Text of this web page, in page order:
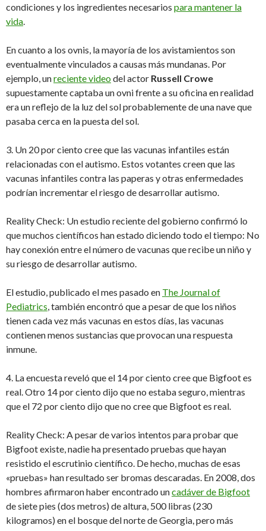
condiciones y los ingredientes necesarios para mantener la
vida.
En cuanto a los ovnis, la mayoría de los avistamientos son
eventualmente vinculados a causas más mundanas. Por
ejemplo, unreciente videodel actor Russell Crowe
supuestamente captaba un ovni frente a su oficina en realidad
era un reflejo de la luz del sol probablemente de una nave que
pasaba cerca en la puesta del sol.
3. Un 20 por ciento cree que las vacunas infantiles están
relacionadas con el autismo. Estos votantes creen que las
vacunas infantiles contra las paperas y otras enfermedades
podrían incrementar el riesgo de desarrollar autismo.
Reality Check: Un estudio reciente del gobierno confirmó lo
que muchos científicos han estado diciendo todo el tiempo: No
hay conexión entre el número de vacunas que recibe un niño y
su riesgo de desarrollar autismo.
El estudio, publicado el mes pasado en The Journal of
Pediatrics, también encontró que a pesar de que los niños
tienen cada vez más vacunas en estos días, las vacunas
contienen menos sustancias que provocan una respuesta
inmune.
4. La encuesta reveló que el 14 por ciento cree que Bigfoot es
real. Otro 14 por ciento dijo que no estaba seguro, mientras
que el 72 por ciento dijo que no cree que Bigfoot es real.
Reality Check: A pesar de varios intentos para probar que
Bigfoot existe, nadie ha presentado pruebas que hayan
resistido el escrutinio científico. De hecho, muchas de esas
«pruebas» han resultado ser bromas descaradas. En 2008, dos
hombres afirmaron haber encontrado uncadáver de Bigfoot
de siete pies (dos metros) de altura, 500 libras (230
kilogramos) en el bosque del norte de Georgia, pero más